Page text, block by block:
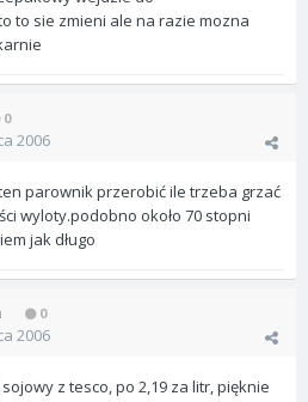
to sie zmieni ale na razie mozna
0
2006
parownik przerobić ile trzeba grzać
wyloty.podobno około 70 stopni
jak długo
0
2006
z tesco, po 2,19 za litr, pięknie